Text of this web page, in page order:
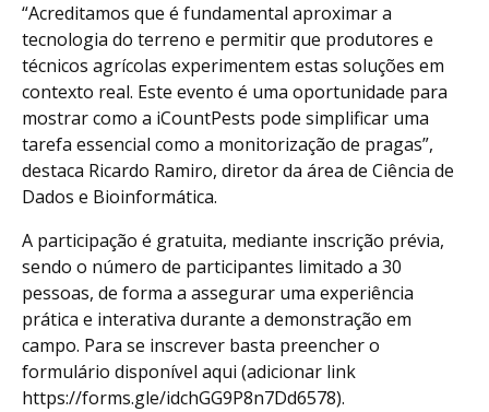
“Acreditamos que é fundamental aproximar a
tecnologia do terreno e permitir que produtores e
técnicos agrícolas experimentem estas soluções em
contexto real. Este evento é uma oportunidade para
mostrar como a iCountPests pode simplificar uma
tarefa essencial como a monitorização de pragas”,
destaca Ricardo Ramiro, diretor da área de Ciência de
Dados e Bioinformática.
A participação é gratuita, mediante inscrição prévia,
sendo o número de participantes limitado a 30
pessoas, de forma a assegurar uma experiência
prática e interativa durante a demonstração em
campo. Para se inscrever basta preencher o
formulário disponível aqui (adicionar link
https://forms.gle/idchGG9P8n7Dd6578).